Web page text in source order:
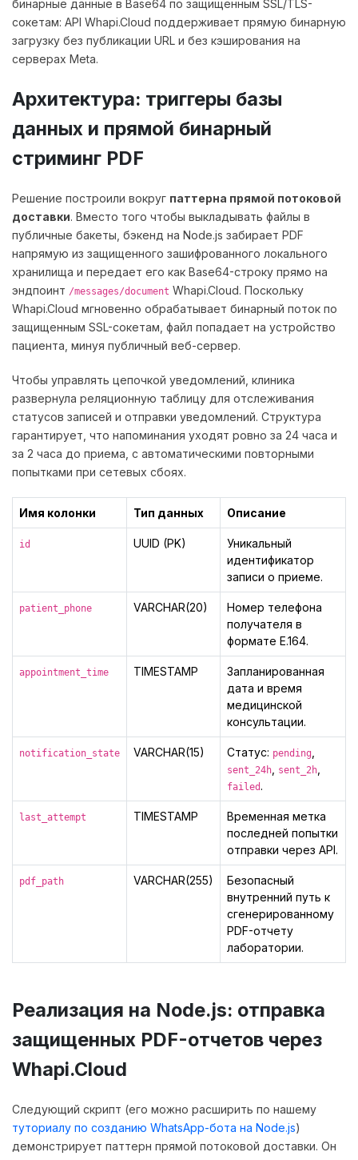
бинарные данные в Base64 по защищенным SSL/TLS-
сокетам: API Whapi.Cloud поддерживает прямую бинарную
загрузку без публикации URL и без кэширования на
серверах Meta.
Архитектура: триггеры базы
данных и прямой бинарный
стриминг PDF
Решение построили вокруг паттерна прямой потоковой
доставки. Вместо того чтобы выкладывать файлы в
публичные бакеты, бэкенд на Node.js забирает PDF
напрямую из защищенного зашифрованного локального
хранилища и передает его как Base64-строку прямо на
эндпоинт /messages/document Whapi.Cloud. Поскольку
Whapi.Cloud мгновенно обрабатывает бинарный поток по
защищенным SSL-сокетам, файл попадает на устройство
пациента, минуя публичный веб-сервер.
Чтобы управлять цепочкой уведомлений, клиника
развернула реляционную таблицу для отслеживания
статусов записей и отправки уведомлений. Структура
гарантирует, что напоминания уходят ровно за 24 часа и
за 2 часа до приема, с автоматическими повторными
попытками при сетевых сбоях.
Имя колонки Тип данных Описание
id UUID (PK)
Уникальный
идентификатор
записи о приеме.
patient_phone VARCHAR(20)
Номер телефона
получателя в
формате E.164.
appointment_time TIMESTAMP
Запланированная
дата и время
медицинской
консультации.
notification_state VARCHAR(15) Статус: pending
sent_24h sent_2h
failed .
last_attempt TIMESTAMP
Временная метка
последней попытки
отправки через API.
pdf_path VARCHAR(255)
Безопасный
внутренний путь к
сгенерированному
PDF-отчету
лаборатории.
Реализация на Node.js: отправка
защищенных PDF-отчетов через
Whapi.Cloud
Следующий скрипт (его можно расширить по нашему
туториалу по созданию WhatsApp-бота на Node.js)
демонстрирует паттерн прямой потоковой доставки. Он